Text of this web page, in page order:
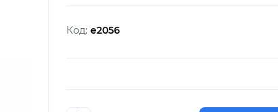
Код: e2056